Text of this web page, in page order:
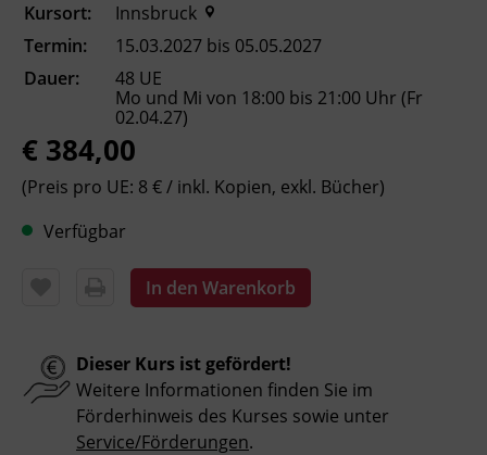
Verbesserung der sprachlichen Kompetenzen
sowie Erhöhung der Chancen am
Arbeitsmarkt
Kursformat
Präsenzunterricht
Leitung
Fachtrainer_in
Kursbesuchsbestätigung
Hinweis
Kursort:
Innsbruck
Termin:
15.03.2027 bis 05.05.2027
Dauer:
48 UE
Mo und Mi von 18:00 bis 21:00 Uhr (Fr
02.04.27)
€ 384,00
(Preis pro UE: 8 € / inkl. Kopien, exkl. Bücher)
Verfügbar
In den Warenkorb
Dieser Kurs ist gefördert!
Weitere Informationen finden Sie im
Förderhinweis des Kurses sowie unter
Service/Förderungen.